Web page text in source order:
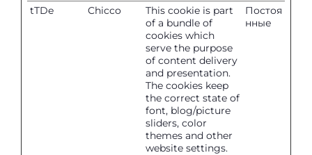
tTDe Chicco
This cookie is part
of a bundle of
cookies which
serve the purpose
of content delivery
and presentation.
The cookies keep
the correct state of
font, blog/picture
sliders, color
themes and other
website settings.
Постоя
нные